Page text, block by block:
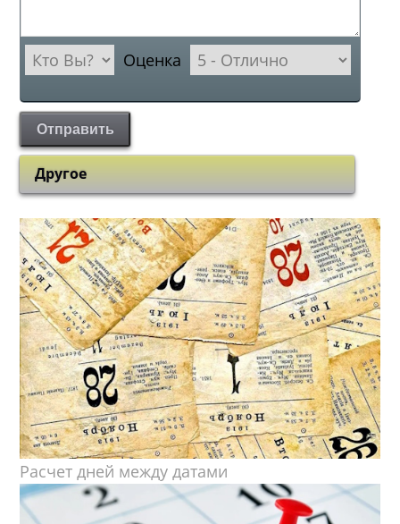
Оценка
Отправить
Другое
Расчет дней между датами